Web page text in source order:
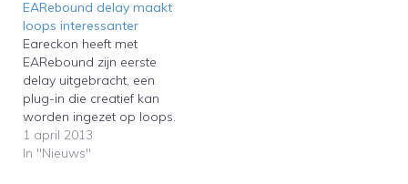
EARebound delay maakt
loops interessanter
Eareckon heeft met
EARebound zijn eerste
delay uitgebracht, een
plug-in die creatief kan
worden ingezet op loops.
Delays vind je
tegenwoordig standaard
1 april 2013
In "Nieuws"